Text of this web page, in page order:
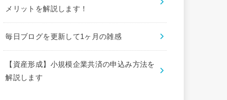
メリットを解説します！
毎日ブログを更新して1ヶ月の雑感
【資産形成】小規模企業共済の申込み方法を
解説します